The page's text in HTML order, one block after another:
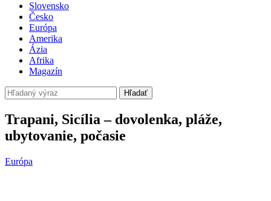
Slovensko
Česko
Európa
Amerika
Ázia
Afrika
Magazín
Hľadať
Trapani, Sicília – dovolenka, pláže,
ubytovanie, počasie
Európa